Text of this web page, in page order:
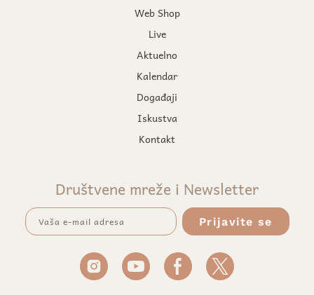
Web Shop
Live
Aktuelno
Kalendar
Događaji
Iskustva
Kontakt
Društvene mreže i Newsletter